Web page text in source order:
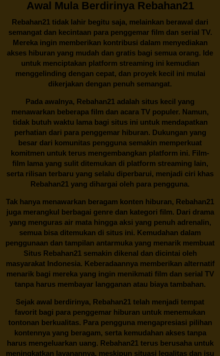
Awal Mula Berdirinya Rebahan21
Rebahan21 tidak lahir begitu saja, melainkan berawal dari
semangat dan kecintaan para penggemar film dan serial TV.
Mereka ingin memberikan kontribusi dalam menyediakan
akses hiburan yang mudah dan gratis bagi semua orang. Ide
untuk menciptakan platform streaming ini kemudian
menggelinding dengan cepat, dan proyek kecil ini mulai
dikerjakan dengan penuh semangat.
Pada awalnya, Rebahan21 adalah situs kecil yang
menawarkan beberapa film dan acara TV populer. Namun,
tidak butuh waktu lama bagi situs ini untuk mendapatkan
perhatian dari para penggemar hiburan. Dukungan yang
besar dari komunitas pengguna semakin memperkuat
komitmen untuk terus mengembangkan platform ini. Film-
film lama yang sulit ditemukan di platform streaming lain,
serta rilisan terbaru yang selalu diperbarui, menjadi ciri khas
Rebahan21 yang dihargai oleh para pengguna.
Tak hanya menawarkan beragam konten hiburan, Rebahan21
juga merangkul berbagai genre dan kategori film. Dari drama
yang menguras air mata hingga aksi yang penuh adrenalin,
semua bisa ditemukan di situs ini. Kemudahan dalam
penggunaan dan tampilan antarmuka yang menarik membuat
Situs Rebahan21semakin dikenal dan dicintai oleh
masyarakat Indonesia. Keberadaannya memberikan alternatif
menarik bagi mereka yang ingin menikmati film dan serial TV
tanpa harus membayar langganan atau biaya tambahan.
Sejak awal berdirinya, Rebahan21 telah menjadi tempat
favorit bagi para penggemar hiburan untuk menemukan
tontonan berkualitas. Para pengguna mengapresiasi pilihan
kontennya yang beragam, serta kemudahan akses tanpa
harus mengeluarkan uang. Rebahan21terus berusaha untuk
meningkatkan layanannya, meskipun situasi legalitas dan isu